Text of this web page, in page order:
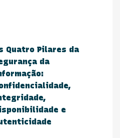
Quatro Pilares da
da
e